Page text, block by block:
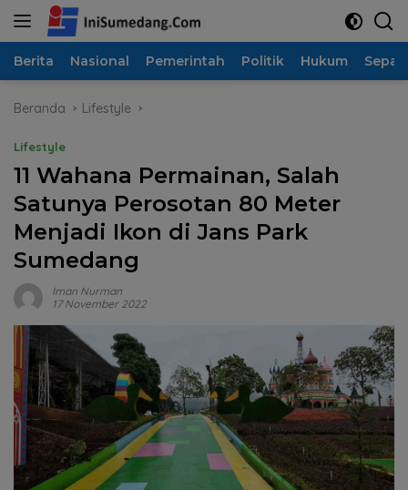
Langsung
Berita Nasional Pemerintah Politik Hukum
Beranda Lifestyle
Lifestyle
11 Wahana Permainan, Salah
Satunya Perosotan 80 Meter
Menjadi Ikon di Jans Park
Sumedang
Iman Nurman
17 November 2022